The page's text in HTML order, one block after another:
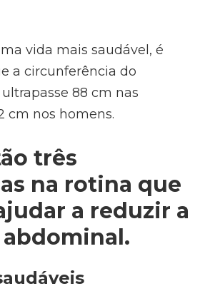
vida mais saudável, é
a circunferência do
88 cm nas
cm nos homens.
três
na rotina que
a reduzir a